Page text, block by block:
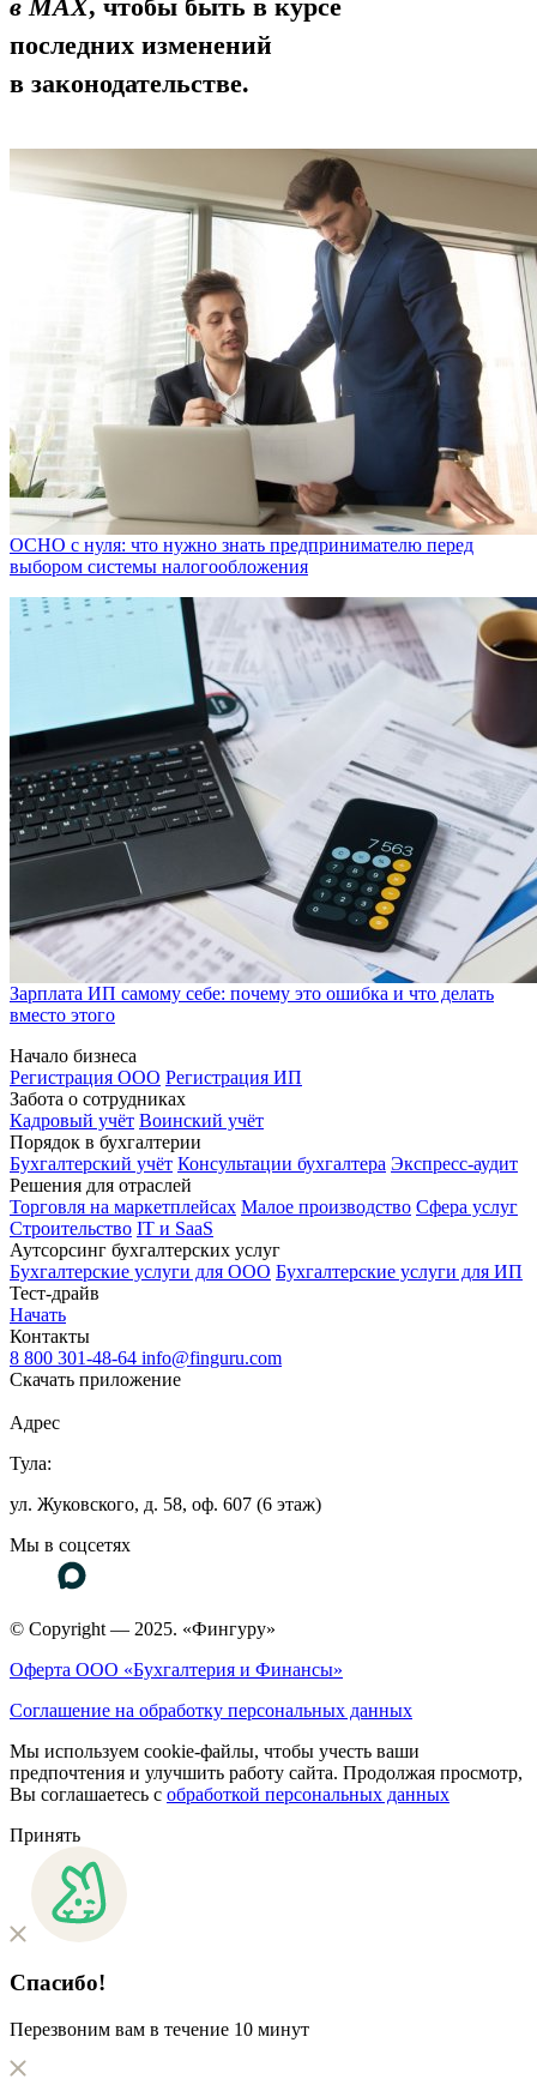
в MAX, чтобы быть в курсе
последних изменений
в законодательстве.
ОСНО с нуля: что нужно знать предпринимателю перед
выбором системы налогообложения
Зарплата ИП самому себе: почему это ошибка и что делать
вместо этого
Начало бизнеса
Регистрация ООО Регистрация ИП
Забота о сотрудниках
Кадровый учёт Воинский учёт
Порядок в бухгалтерии
Бухгалтерский учёт Консультации бухгалтера Экспресс-аудит
Решения для отраслей
Торговля на маркетплейсах Малое производство Сфера услуг
Строительство IT и SaaS
Аутсорсинг бухгалтерских услуг
Бухгалтерские услуги для ООО Бухгалтерские услуги для ИП
Тест-драйв
Начать
Контакты
8 800 301-48-64 info@finguru.com
Скачать приложение
Адрес
Тула:
ул. Жуковского, д. 58, оф. 607 (6 этаж)
Мы в соцсетях
© Copyright — 2025. «Фингуру»
Оферта ООО «Бухгалтерия и Финансы»
Соглашение на обработку персональных данных
Мы используем cookie-файлы, чтобы учесть ваши
предпочтения и улучшить работу сайта. Продолжая просмотр,
Вы соглашаетесь с обработкой персональных данных
Принять
Спасибо!
Перезвоним вам в течение 10 минут